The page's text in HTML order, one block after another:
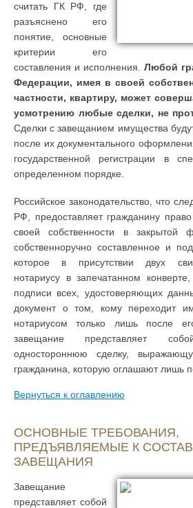
считать ГК РФ, где
разъяснено его
понятие, основные
критерии его
составления и исполнения. Любой
Федерации, имея в своей
частности, квартиру, может
усмотрению любые сделки, не
Сделки с завещанием имущества
после их документального
государственной регистрации в
определенном порядке.
Российское законодательство, что
РФ, предоставляет гражданину
своей собственности в закрытой
собственноручно составленное и
которое в присутствии двух
нотариусу в запечатанном
подписи всех, удостоверяющих
документ о том, кому переходит
нотариусом только лишь после
завещание представляет
одностороннюю сделку,
гражданина, которую оглашают лишь
Вернуться к оглавлению
ОСНОВНЫЕ ТРЕБОВАНИЯ,
ПРЕДЪЯВЛЯЕМЫЕ К
ЗАВЕЩАНИЯ
Завещание
представляет собой